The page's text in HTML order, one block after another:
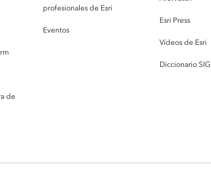
de
profesionales de Esri
Eventos
Esri Press
Vídeos de Esri
Diccionario SIG